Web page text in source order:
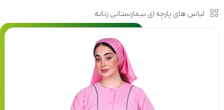
لباس های پارچه ای بیمارستانی زنانه